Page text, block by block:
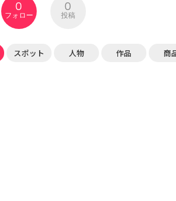
0
フォロー
0
投稿
スポット 人物 作品 商